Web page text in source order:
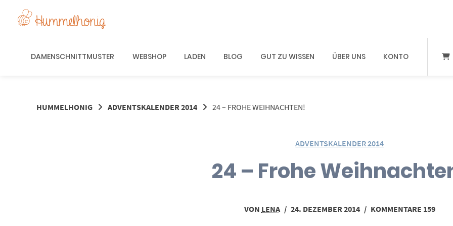
DAMENSCHNITTMUSTER WEBSHOP LADEN BLOG GUT ZU WISSEN ÜBER UNS KONTO
HUMMELHONIG ADVENTSKALENDER 2014 24 – FROHE WEIHNACHTEN!
ADVENTSKALENDER 2014
24 – Frohe
VON LENA / 24. DEZEMBER 2014 / KOMMENTARE 159